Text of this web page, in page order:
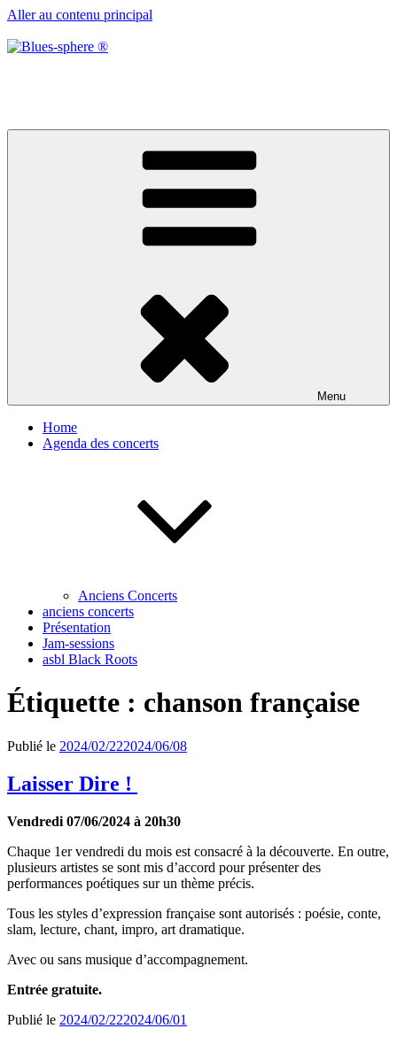
Aller au contenu principal
Menu
Home
Agenda des concerts
Anciens Concerts
anciens concerts
Présentation
Jam-sessions
asbl Black Roots
Étiquette : chanson française
Publié le 2024/02/222024/06/08
Laisser Dire !
Vendredi 07/06/2024 à 20h30
Chaque 1er vendredi du mois est consacré à la découverte. En outre,
plusieurs artistes se sont mis d’accord pour présenter des
performances poétiques sur un thème précis.
Tous les styles d’expression française sont autorisés : poésie, conte,
slam, lecture, chant, impro, art dramatique.
Avec ou sans musique d’accompagnement.
Entrée gratuite.
Publié le 2024/02/222024/06/01